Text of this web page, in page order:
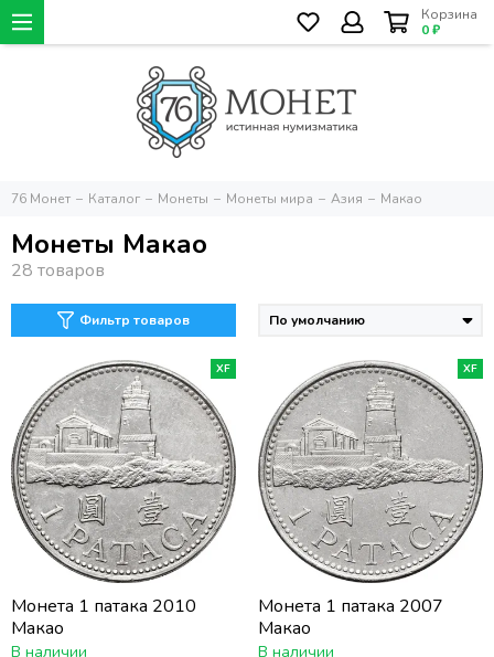
Корзина
0 ₽
76 Монет Каталог Монеты Монеты мира Азия Макао
Монеты Макао
Фильтр товаров
XF
Монета 1 патака 2010
Макао
В наличии
XF
Монета 1 патака 2007
Макао
В наличии